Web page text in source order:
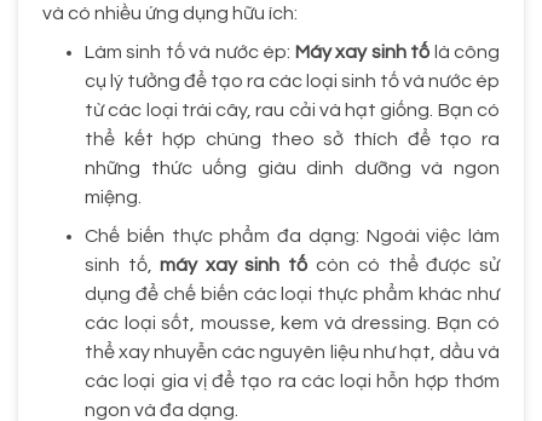
và có nhiều ứng dụng hữu ích:
Làm sinh tố và nước ép: Máy xay sinh tố là công
cụ lý tưởng để tạo ra các loại sinh tố và nước ép
từ các loại trái cây, rau cải và hạt giống. Bạn có
thể kết hợp chúng theo sở thích để tạo ra
những thức uống giàu dinh dưỡng và ngon
miệng.
Chế biến thực phẩm đa dạng: Ngoài việc làm
sinh tố,máy xay sinh tố còn có thể được sử
dụng để chế biến các loại thực phẩm khác như
các loại sốt, mousse, kem và dressing. Bạn có
thể xay nhuyễn các nguyên liệu như hạt, dầu và
các loại gia vị để tạo ra các loại hỗn hợp thơm
ngon và đa dạng.